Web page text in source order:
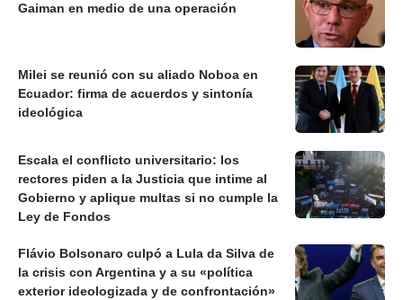
Gaiman en medio de una operación
Milei se reunió con su aliado Noboa en
Ecuador: firma de acuerdos y sintonía
ideológica
Escala el conflicto universitario: los
rectores piden a la Justicia que intime al
Gobierno y aplique multas si no cumple la
Ley de Fondos
Flávio Bolsonaro culpó a Lula da Silva de
la crisis con Argentina y a su «política
exterior ideologizada y de confrontación»